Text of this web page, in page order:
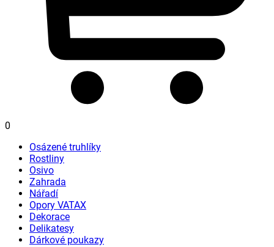
0
Osázené truhlíky
Rostliny
Osivo
Zahrada
Nářadí
Opory VATAX
Dekorace
Delikatesy
Dárkové poukazy